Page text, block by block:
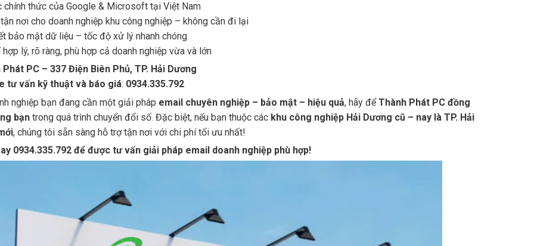
chính thức của Google & Microsoft tại Việt Nam
nơi cho doanh nghiệp khu công nghiệp – không cần đi lại
bảo mật dữ liệu – tốc độ xử lý nhanh chóng
hợp lý, rõ ràng, phù hợp cả doanh nghiệp vừa và lớn
Phát PC – 337 Điện Biên Phủ, TP. Hải Dương
tư vấn kỹ thuật và báo giá: 0934.335.792
nghiệp bạn đang cần một giải pháp email chuyên nghiệp – bảo mật – hiệu quả, hãy đểThành Phát PC đồng
bạntrong quá trình chuyển đổi số. Đặc biệt, nếu bạn thuộc các khu công nghiệp Hải Dương cũ – nay là TP. Hải
, chúng tôi sẵn sàng hỗ trợ tận nơi với chi phí tối ưu nhất!
0934.335.792 để được tư vấn giải pháp email doanh nghiệp phù hợp!